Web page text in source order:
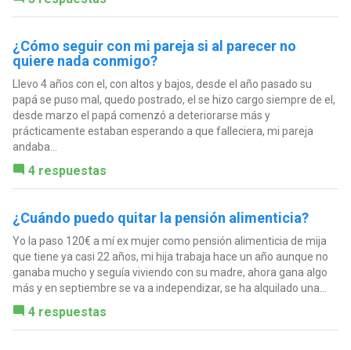
¿Cómo seguir con mi pareja si al parecer no
quiere nada conmigo?
Llevo 4 años con el, con altos y bajos, desde el año pasado su
papá se puso mal, quedo postrado, el se hizo cargo siempre de el,
desde marzo el papá comenzó a deteriorarse más y
prácticamente estaban esperando a que falleciera, mi pareja
andaba...
4 respuestas
¿Cuándo puedo quitar la pensión alimenticia?
Yo la paso 120€ a mí ex mujer como pensión alimenticia de mija
que tiene ya casi 22 años, mi hija trabaja hace un año aunque no
ganaba mucho y seguía viviendo con su madre, ahora gana algo
más y en septiembre se va a independizar, se ha alquilado una...
4 respuestas